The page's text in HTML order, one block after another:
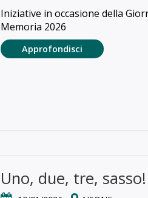
Iniziative in occasione della
Memoria 2026
Approfondisci
Uno, due, tre, sasso!